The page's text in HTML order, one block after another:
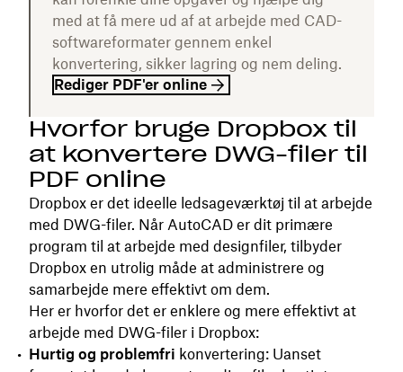
med at få mere ud af at arbejde med CAD-
softwareformater gennem enkel
konvertering, sikker lagring og nem deling.
Rediger PDF'er online
Hvorfor bruge Dropbox til
at konvertere DWG-filer til
PDF online
Dropbox er det ideelle ledsageværktøj til at arbejde
med DWG-filer. Når AutoCAD er dit primære
program til at arbejde med designfiler, tilbyder
Dropbox en utrolig måde at administrere og
samarbejde mere effektivt om dem.
Her er hvorfor det er enklere og mere effektivt at
arbejde med DWG-filer i Dropbox:
Hurtig og problemfri konvertering: Uanset